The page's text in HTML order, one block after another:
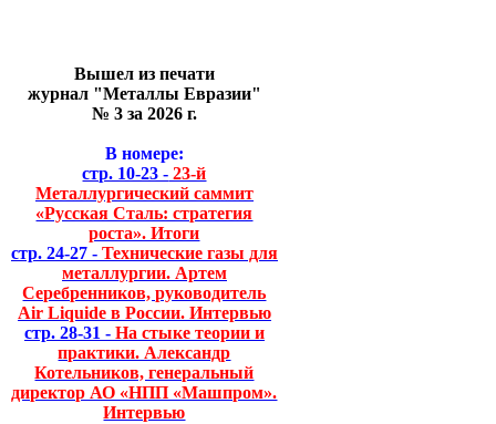
Вышел из печати
журнал "Металлы Евразии"
№ 3 за 2026 г.
В номере:
стр. 10-23 - 23-й
Металлургический саммит
«Русская Сталь: стратегия
роста». Итоги
стр. 24-27 - Технические газы для
металлургии. Артем
Серебренников, руководитель
Air Liquide в России. Интервью
стр. 28-31 - На стыке теории и
практики. Александр
Котельников, генеральный
директор АО «НПП «Машпром».
Интервью